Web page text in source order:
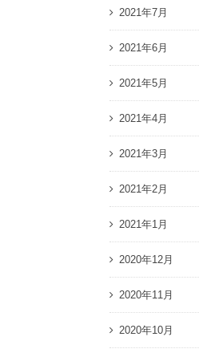
2021年7月
2021年6月
2021年5月
2021年4月
2021年3月
2021年2月
2021年1月
2020年12月
2020年11月
2020年10月